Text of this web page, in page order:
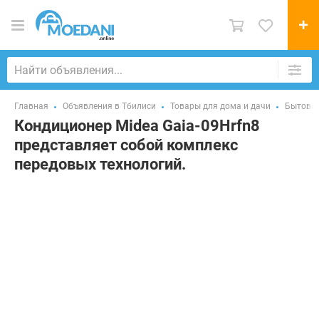
Главная Объявления в Тбилиси Товары для дома и дачи
Кондиционер Midea Gaia-09Hrfn8
представляет собой комплекс
передовых технологий.